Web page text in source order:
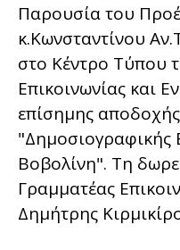
Παρουσία του
κ.Κωνσταντίνου
στο Κέντρο Τύπου
Επικοινωνίας και
επίσημης
"Δημοσιογραφικής
Βοβολίνη". Τη
Γραμματέας
Δημήτρης